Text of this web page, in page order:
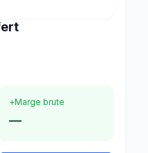
+Marge brute
—